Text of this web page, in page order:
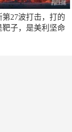
第27波打击，打的
靶子，是美利坚命